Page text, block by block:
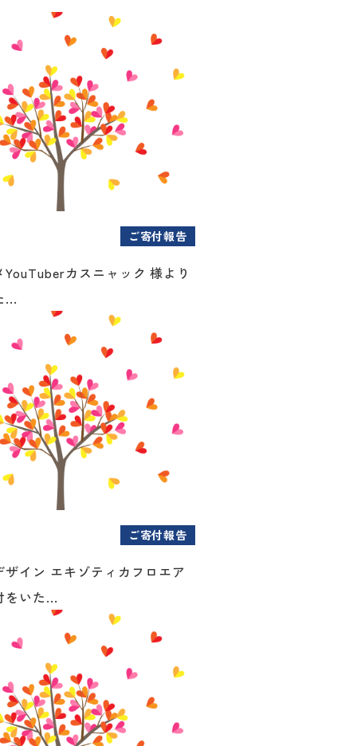
ご寄付報告
カスニャック 様より
...
ご寄付報告
ザイン エキゾティカフロエア
をいた...